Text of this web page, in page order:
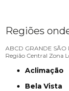
Regiões
ABCD GRANDE SÃO
Região Central Zona
Aclimação
Bela Vista